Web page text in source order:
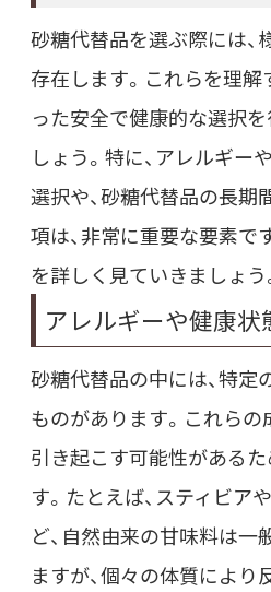
砂糖代替品を選ぶ際には
存在します。これらを理解
った安全で健康的な選択
しょう。特に、アレルギー
選択や、砂糖代替品の長期
項は、非常に重要な要素で
を詳しく見ていきましょう
アレルギーや健康状
砂糖代替品の中には、特定
ものがあります。これらの
引き起こす可能性がある
す。たとえば、スティビア
ど、自然由来の甘味料は
ますが、個々の体質によ